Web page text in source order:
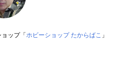
ップ「 ホビーショップ たからばこ 」